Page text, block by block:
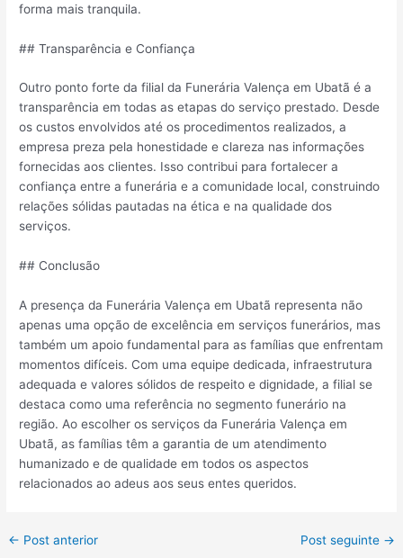
forma mais tranquila.
## Transparência e Confiança
Outro ponto forte da filial da Funerária Valença em Ubatã é a
transparência em todas as etapas do serviço prestado. Desde
os custos envolvidos até os procedimentos realizados, a
empresa preza pela honestidade e clareza nas informações
fornecidas aos clientes. Isso contribui para fortalecer a
confiança entre a funerária e a comunidade local, construindo
relações sólidas pautadas na ética e na qualidade dos
serviços.
## Conclusão
A presença da Funerária Valença em Ubatã representa não
apenas uma opção de excelência em serviços funerários, mas
também um apoio fundamental para as famílias que enfrentam
momentos difíceis. Com uma equipe dedicada, infraestrutura
adequada e valores sólidos de respeito e dignidade, a filial se
destaca como uma referência no segmento funerário na
região. Ao escolher os serviços da Funerária Valença em
Ubatã, as famílias têm a garantia de um atendimento
humanizado e de qualidade em todos os aspectos
relacionados ao adeus aos seus entes queridos.
← Post anterior Post seguinte →